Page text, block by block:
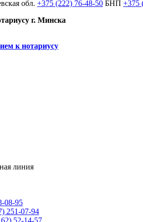
обл. +375 (222) 76-48-50 БНП +375
г. Минска
к нотариусу
линия
08-95
251-07-94
52-14-57